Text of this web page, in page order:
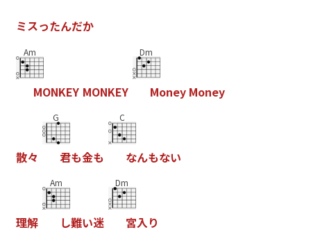
ミスったんだか
Am
MONKEY MONKEY
Dm
Money Money
散々
G
君も金も
C
なんもない
理解
Am
し難い迷
Dm
宮入り